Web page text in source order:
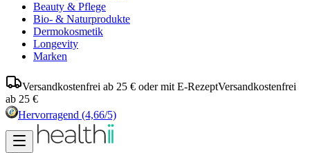
Beauty & Pflege
Bio- & Naturprodukte
Dermokosmetik
Longevity
Marken
Versandkostenfrei ab 25 € oder mit E-RezeptVersandkostenfrei
ab 25 €
Hervorragend (4,66/5)